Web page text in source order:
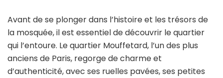
Avant de se plonger dans l’histoire et les trésors de
la mosquée, il est essentiel de découvrir le quartier
qui l’entoure. Le quartier Mouffetard, l’un des plus
anciens de Paris, regorge de charme et
d’authenticité, avec ses ruelles pavées, ses petites